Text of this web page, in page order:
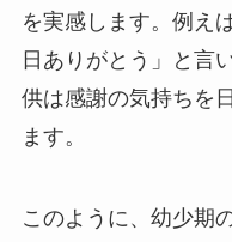
を実感します。例え
日ありがとう」と言
供は感謝の気持ちを
ます。
このように、幼少期